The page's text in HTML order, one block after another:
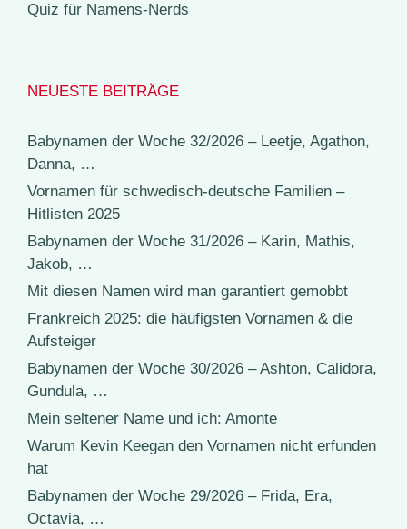
Quiz für Namens-Nerds
NEUESTE BEITRÄGE
Babynamen der Woche 32/2026 – Leetje, Agathon,
Danna, …
Vornamen für schwedisch-deutsche Familien –
Hitlisten 2025
Babynamen der Woche 31/2026 – Karin, Mathis,
Jakob, …
Mit diesen Namen wird man garantiert gemobbt
Frankreich 2025: die häufigsten Vornamen & die
Aufsteiger
Babynamen der Woche 30/2026 – Ashton, Calidora,
Gundula, …
Mein seltener Name und ich: Amonte
Warum Kevin Keegan den Vornamen nicht erfunden
hat
Babynamen der Woche 29/2026 – Frida, Era,
Octavia, …